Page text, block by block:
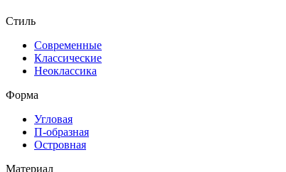
Стиль
Современные
Классические
Неоклассика
Форма
Угловая
П-образная
Островная
Материал